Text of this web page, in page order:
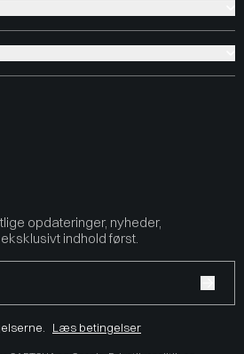
opdateringer, nyheder,
indhold først.
Læs betingelser